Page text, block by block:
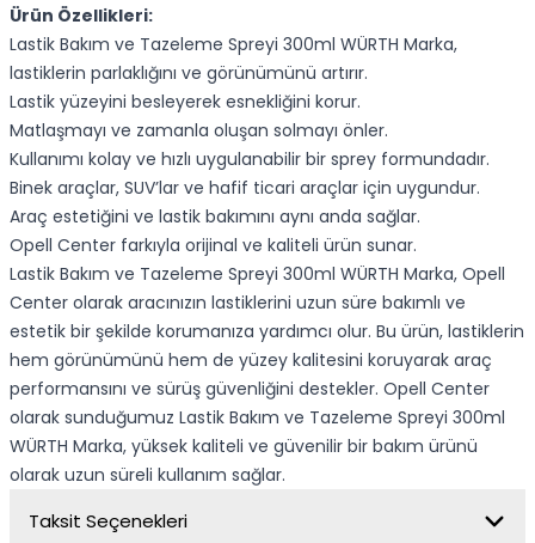
Ürün Özellikleri:
Lastik Bakım ve Tazeleme Spreyi 300ml WÜRTH Marka,
lastiklerin parlaklığını ve görünümünü artırır.
Lastik yüzeyini besleyerek esnekliğini korur.
Matlaşmayı ve zamanla oluşan solmayı önler.
Kullanımı kolay ve hızlı uygulanabilir bir sprey formundadır.
Binek araçlar, SUV’lar ve hafif ticari araçlar için uygundur.
Araç estetiğini ve lastik bakımını aynı anda sağlar.
Opell Center farkıyla orijinal ve kaliteli ürün sunar.
Lastik Bakım ve Tazeleme Spreyi 300ml WÜRTH Marka, Opell
Center olarak aracınızın lastiklerini uzun süre bakımlı ve
estetik bir şekilde korumanıza yardımcı olur. Bu ürün, lastiklerin
hem görünümünü hem de yüzey kalitesini koruyarak araç
performansını ve sürüş güvenliğini destekler. Opell Center
olarak sunduğumuz Lastik Bakım ve Tazeleme Spreyi 300ml
WÜRTH Marka, yüksek kaliteli ve güvenilir bir bakım ürünü
olarak uzun süreli kullanım sağlar.
Taksit Seçenekleri